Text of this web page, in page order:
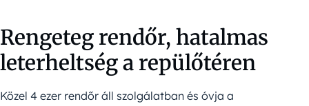
Rengeteg rendőr, hatalmas
leterheltség a repülőtéren
Közel 4 ezer rendőr áll szolgálatban és óvja a